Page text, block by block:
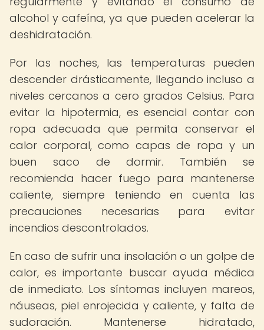
alcohol y cafeína, ya que pueden acelerar la
deshidratación.
Por las noches, las temperaturas pueden
descender drásticamente, llegando incluso a
niveles cercanos a cero grados Celsius. Para
evitar la hipotermia, es esencial contar con
ropa adecuada que permita conservar el
calor corporal, como capas de ropa y un
buen saco de dormir. También se
recomienda hacer fuego para mantenerse
caliente, siempre teniendo en cuenta las
precauciones necesarias para evitar
incendios descontrolados.
En caso de sufrir una insolación o un golpe de
calor, es importante buscar ayuda médica
de inmediato. Los síntomas incluyen mareos,
náuseas, piel enrojecida y caliente, y falta de
sudoración. Mantenerse hidratado,